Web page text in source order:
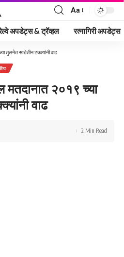
Font
Resizer
Aa
अपडेट्स & ट्रॅव्हल रत्नागिरी अपडेट्स
तुलनेत साडेतीन टक्क्यांनी वाढ
मतदानात २०१९ च्या
वाढ
2 Min Read